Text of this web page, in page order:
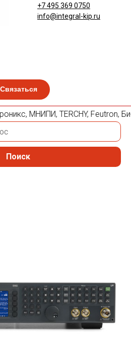
Связаться
+7 495 369 0750
info@integral-kip.ru
МНИПИ, TERCHY, Feutron, Би-
Поиск